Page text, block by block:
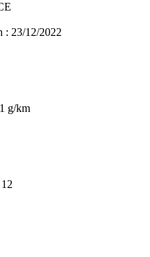
: 23/12/2022
g/km